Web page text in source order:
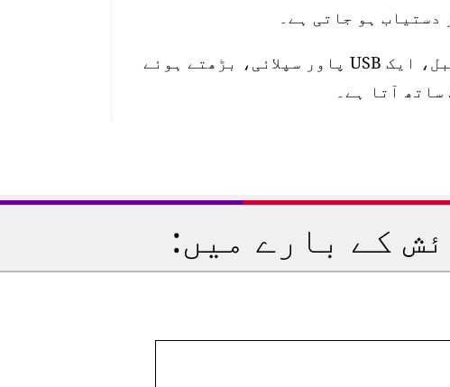
اسٹیشن 10 میٹر واٹر پروف پاور کیبل، ایک USB پاور سپلائی، بڑھتے ہوئے
ساتھ آتا ہے۔
کے بارے میں: